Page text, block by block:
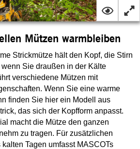
Mützen warmbleiben
Strickmütze hält den Kopf, die Stirn
Sie draußen in der Kälte
verschiedene Mützen mit
Wenn Sie eine warme
finden Sie hier ein Modell aus
das sich der Kopfform anpasst.
macht die Mütze den ganzen
zu tragen. Für zusätzlichen
Tagen umfasst MASCOTs